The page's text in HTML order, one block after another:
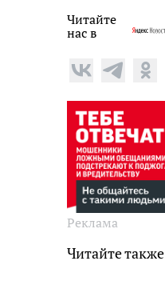
Читайте
нас в
Реклама
Читайте также